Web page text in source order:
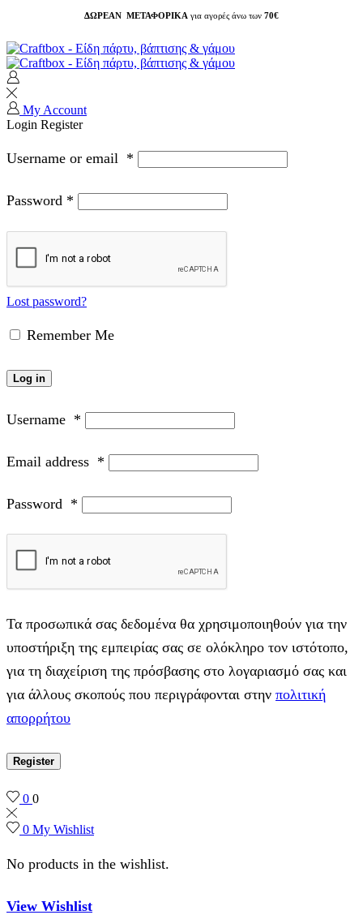
ΔΩΡΕΑΝ ΜΕΤΑΦΟΡΙΚΑ για αγορές άνω των 70€
My Account
Login Register
Username or email *
Password *
Lost password?
Remember Me
Log in
Username *
Email address *
Password *
Τα προσωπικά σας δεδομένα θα χρησιμοποιηθούν για την
υποστήριξη της εμπειρίας σας σε ολόκληρο τον ιστότοπο,
για τη διαχείριση της πρόσβασης στο λογαριασμό σας και
για άλλους σκοπούς που περιγράφονται στην πολιτική
απορρήτου
Register
0 0
0 My Wishlist
No products in the wishlist.
View Wishlist